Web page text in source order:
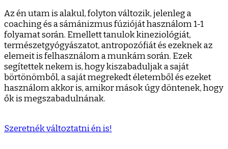
Az én utam is alakul, folyton változik, jelenleg a
coaching és a sámánizmus fúzióját használom 1-1
folyamat során. Emellett tanulok kineziológiát,
természetgyógyászatot, antropozófiát és ezeknek az
elemeit is felhasználom a munkám során. Ezek
segítettek nekem is, hogy kiszabaduljak a saját
börtönömből, a saját megrekedt életemből és ezeket
használom akkor is, amikor mások úgy döntenek, hogy
ők is megszabadulnának.
Szeretnék változtatni én is!